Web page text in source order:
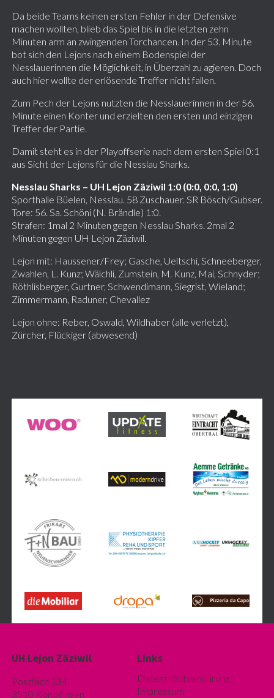
Da beide Teams keinen ersten Fehler in der Defensive
machen wollten, blieb das Spiel bis in die letzten zehn
Minuten arm an zwingenden Torchancen. In der 53. Minute
bot sich den Lejons nach einem Bodenspiel der
Nesslauerinnen die Möglichkeit, in Überzahl zu agieren. Doch
auch hier wollte der erlösende Treffer nicht fallen.
Zum Pech der Lejons nutzten die Nesslauerinnen in der 56.
Minute einen Konter und erzielten den ersten und einzigen
Treffer der Partie.
Damit steht es in der Playoffserie nach dem ersten Spiel 0:1
aus Sicht der Lejons für die Nesslau Sharks.
Nesslau Sharks – UH Lejon Zäziwil 1:0 (0:0, 0:0, 1:0)
Sporthalle Büelen, Nesslau. 58 Zuschauer. SR Bösch/Gubser.
Tore: 56. Sa. Schöni (N. Brändle) 1:0.
Strafen: 1mal 2 Minuten gegen Nesslau Sharks. 2mal 2
Minuten gegen UH Lejon Zäziwil.
Lejon mit: Haussener/Frey; Gasche, Ueltschi, Schneeberger,
Zwahlen, L. Kunz; Wälchli, Zumstein, M. Kunz, Mai, Schnyder;
Röthlisberger, Gurtner, Schwendimann, Siegrist, Wieland;
Zimmermann, Raduner, Chevallez
Lejon ohne: Reber, Oswald, Wildhaber (alle verletzt),
Zürcher, Flückiger (abwesend)
UH Lejon Zäziwil
Postfach 134
3510 Konolfingen
Links
Datenschutzerklärung
Impressum